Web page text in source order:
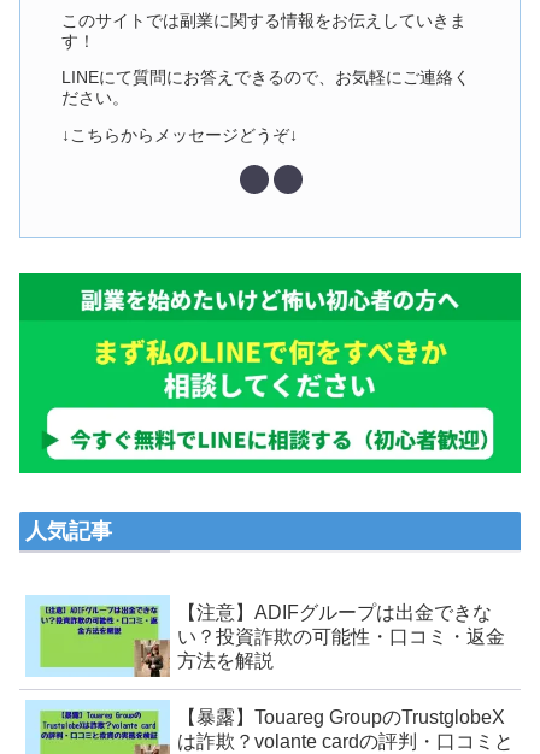
このサイトでは副業に関する情報をお伝えしていきま
す！
LINEにて質問にお答えできるので、お気軽にご連絡く
ださい。
↓こちらからメッセージどうぞ↓
人気記事
【注意】ADIFグループは出金できな
い？投資詐欺の可能性・口コミ・返金
方法を解説
【暴露】Touareg GroupのTrustglobeX
は詐欺？volante cardの評判・口コミと